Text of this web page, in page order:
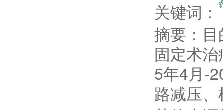
关键词：
摘要：
固定术
5年4月-
路减压